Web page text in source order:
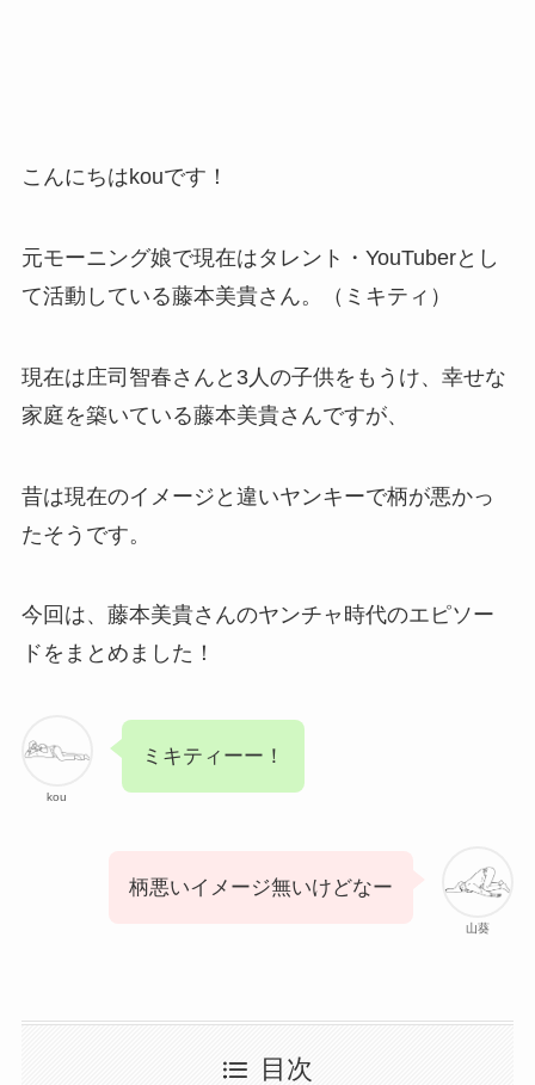
こんにちはkouです！
元モーニング娘で現在はタレント・YouTuberとし
て活動している藤本美貴さん。（ミキティ）
現在は庄司智春さんと3人の子供をもうけ、幸せな
家庭を築いている藤本美貴さんですが、
昔は現在のイメージと違いヤンキーで柄が悪かっ
たそうです。
今回は、藤本美貴さんのヤンチャ時代のエピソー
ドをまとめました！
kou
ミキティーー！
山葵
柄悪いイメージ無いけどなー
目次